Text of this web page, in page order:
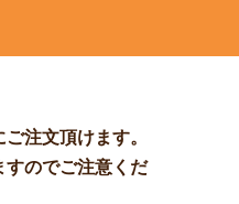
注文頂けます。
すのでご注意くだ